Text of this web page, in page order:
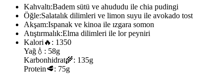
Kahvaltı:Badem sütü ve ahududu ile chia pudingi
Öğle:Salatalık dilimleri ve limon suyu ile avokado tost
Akşam:Ispanak ve kinoa ile ızgara somon
Atıştırmalık:Elma dilimleri ile lor peyniri
Kalori 🔥: 1350
Yağ 💧: 58g
Karbonhidrat🌾: 135g
Protein🥩: 75g